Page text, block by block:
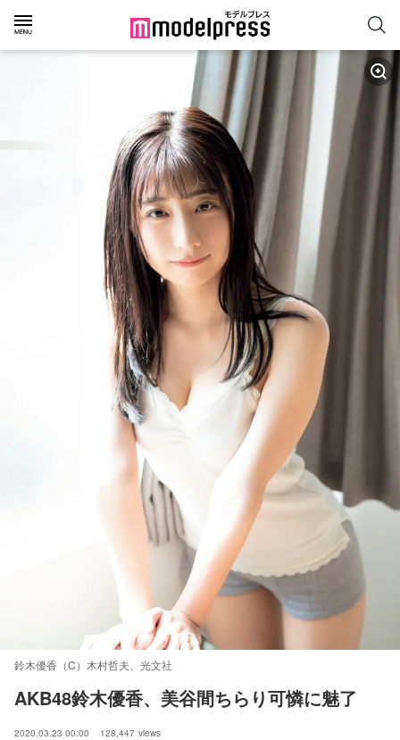
鈴木優香（C）木村哲夫、光文社
AKB48鈴木優香、美谷間ちらり可憐に魅了
2020.03.23 00:00 128,447 views